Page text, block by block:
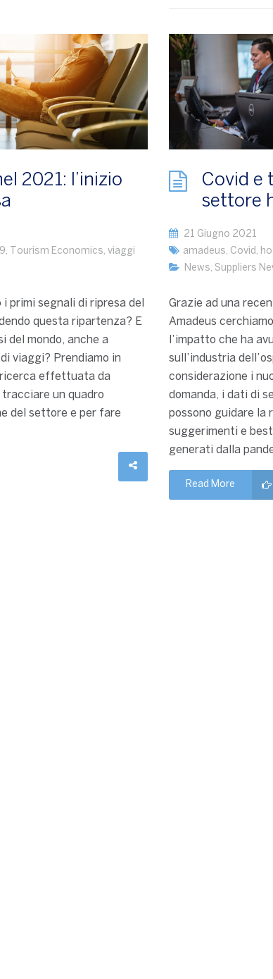
2021: l’inizio
, Tourism Economics, viaggi
primi segnali di ripresa del
questa ripartenza? E
del mondo, anche a
viaggi? Prendiamo in
effettuata da
tracciare un quadro
del settore e per fare
Covid e
settore
21 Giugno 2021
amadeus, Covid ,
News, Suppliers
Grazie ad una
Amadeus
l’impatto che ha
sull’industria
considerazione i
domanda, i dati di
possono guidare la
suggerimenti e
generati dalla
Read More